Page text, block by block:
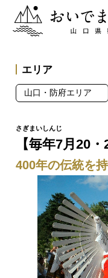
おいでませ山口へー
【毎年7月20
400年の伝統を
エリア
山口・防府エリア